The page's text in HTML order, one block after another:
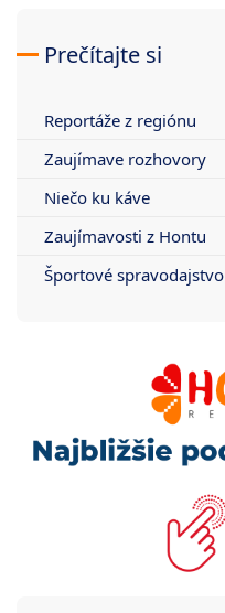
Prečítajte si
Reportáže z regiónu
Zaujímave rozhovory
Niečo ku káve
Zaujímavosti z Hontu
Športové spravodajstvo